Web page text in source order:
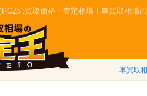
の買取価格・査定相場｜車買取相場
車買取